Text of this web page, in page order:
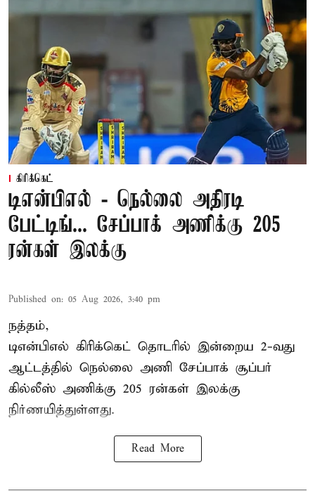
கிரிக்கெட்
டிஎன்பிஎல் - நெல்லை அதிரடி
பேட்டிங்... சேப்பாக் அணிக்கு 205
ரன்கள் இலக்கு
Published on: 05 Aug 2026, 3:40 pm
நத்தம்,
டிஎன்பிஎல் கிரிக்கெட் தொடரில் இன்றைய 2-வது
ஆட்டத்தில் நெல்லை அணி சேப்பாக் சூப்பர்
கில்லீஸ் அணிக்கு 205 ரன்கள் இலக்கு
நிர்ணயித்துள்ளது.
Read More